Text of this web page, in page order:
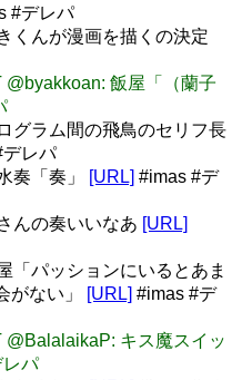
#デレパ
くんが漫画を描くの決定
@byakkoan: 飯屋「（蘭子
グラム間の飛鳥のセリフ長
レパ
奏「奏」 [URL] #imas #デ
んの奏いいなあ [URL]
「パッションにいるとあま
がない」
[URL] #imas #デ
@BalalaikaP: キス魔スイッ
パ